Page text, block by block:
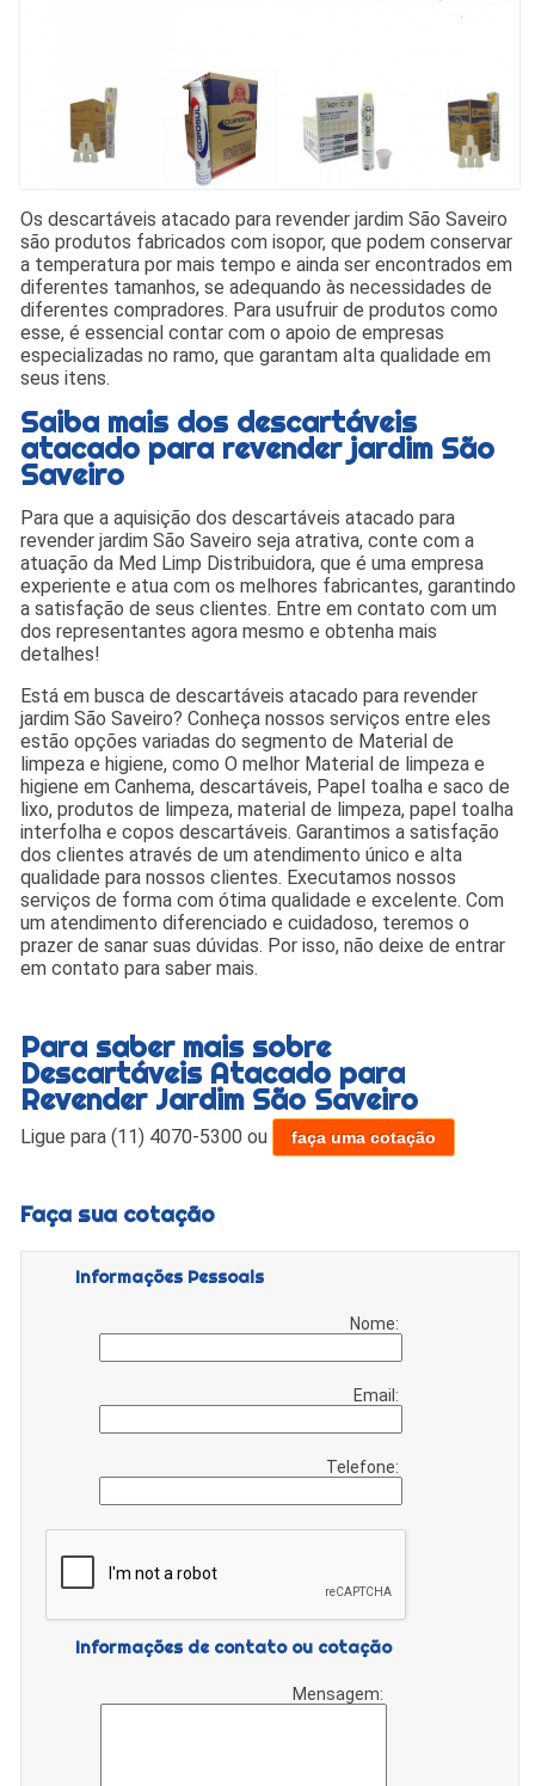
Os descartáveis atacado para revender jardim São Saveiro
são produtos fabricados com isopor, que podem conservar
a temperatura por mais tempo e ainda ser encontrados em
diferentes tamanhos, se adequando às necessidades de
diferentes compradores. Para usufruir de produtos como
esse, é essencial contar com o apoio de empresas
especializadas no ramo, que garantam alta qualidade em
seus itens.
Saiba mais dos descartáveis
atacado para revender jardim São
Saveiro
Para que a aquisição dos descartáveis atacado para
revender jardim São Saveiro seja atrativa, conte com a
atuação da Med Limp Distribuidora, que é uma empresa
experiente e atua com os melhores fabricantes, garantindo
a satisfação de seus clientes. Entre em contato com um
dos representantes agora mesmo e obtenha mais
detalhes!
Está em busca de descartáveis atacado para revender
jardim São Saveiro? Conheça nossos serviços entre eles
estão opções variadas do segmento de Material de
limpeza e higiene, como O melhor Material de limpeza e
higiene em Canhema, descartáveis, Papel toalha e saco de
lixo, produtos de limpeza, material de limpeza, papel toalha
interfolha e copos descartáveis. Garantimos a satisfação
dos clientes através de um atendimento único e alta
qualidade para nossos clientes. Executamos nossos
serviços de forma com ótima qualidade e excelente. Com
um atendimento diferenciado e cuidadoso, teremos o
prazer de sanar suas dúvidas. Por isso, não deixe de entrar
em contato para saber mais.
Para saber mais sobre
Descartáveis Atacado para
Revender Jardim São Saveiro
Ligue para(11) 4070-5300 ou faça uma cotação
Faça sua cotação
Informações Pessoais
Nome:
Email:
Telefone:
Informações de contato ou cotação
Mensagem: